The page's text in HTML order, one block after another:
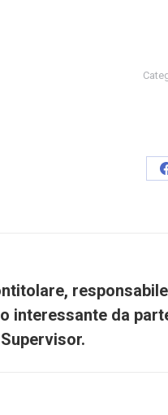
interessante da